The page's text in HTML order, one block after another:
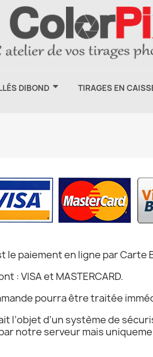
DIBOND TIRAGES EN
le paiement en ligne par Carte
: VISA et MASTERCARD.
pourra être traitée
l’objet d’un système de
notre serveur mais